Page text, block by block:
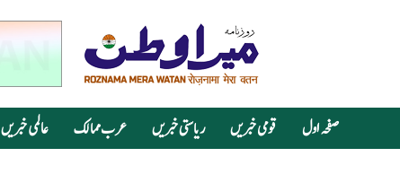
صفحہ اول قومی خبریں ریاستی خبریں عرب ممالک عالمی خبریں